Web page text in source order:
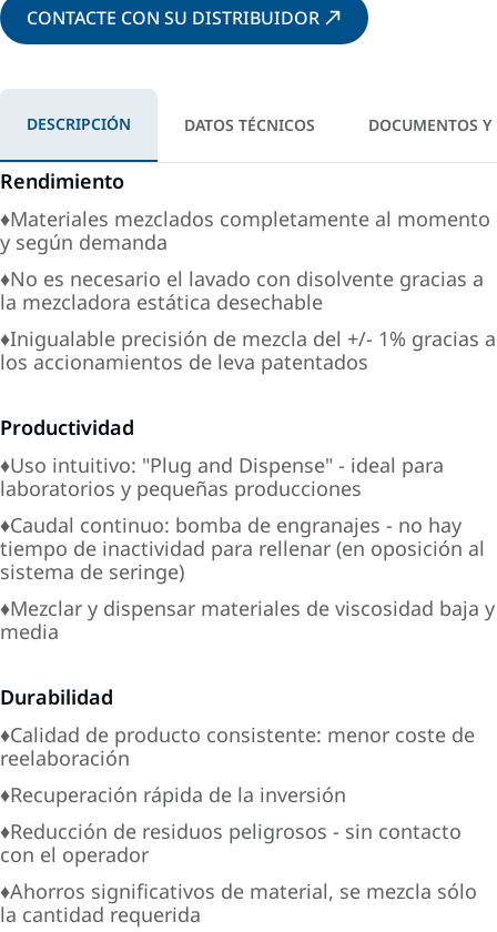
CONTACTE CON SU DISTRIBUIDOR
DESCRIPCIÓN DATOS TÉCNICOS DOCUMENTOS
Rendimiento
♦Materiales mezclados completamente al momento
y según demanda
♦No es necesario el lavado con disolvente gracias a
la mezcladora estática desechable
♦Inigualable precisión de mezcla del +/- 1% gracias a
los accionamientos de leva patentados
Productividad
♦Uso intuitivo: "Plug and Dispense" - ideal para
laboratorios y pequeñas producciones
♦Caudal continuo: bomba de engranajes - no hay
tiempo de inactividad para rellenar (en oposición al
sistema de seringe)
♦Mezclar y dispensar materiales de viscosidad baja y
media
Durabilidad
♦Calidad de producto consistente: menor coste de
reelaboración
♦Recuperación rápida de la inversión
♦Reducción de residuos peligrosos - sin contacto
con el operador
♦Ahorros significativos de material, se mezcla sólo
la cantidad requerida